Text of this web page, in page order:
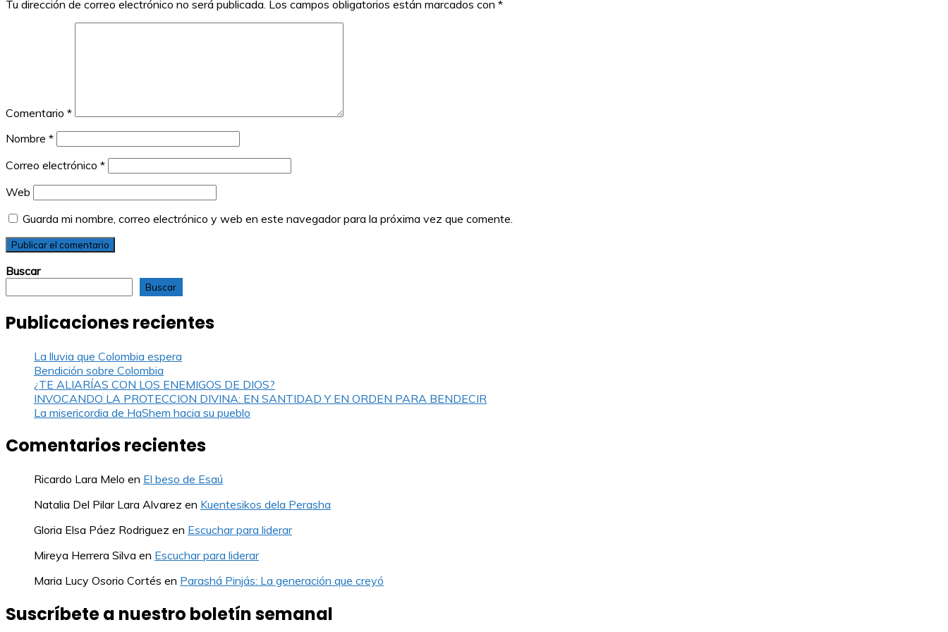
Tu dirección de correo electrónico no será publicada. Los campos obligatorios están marcados con *
Comentario *
Nombre *
Correo electrónico *
Web
Guarda mi nombre, correo electrónico y web en este navegador para la próxima vez que comente.
Buscar
Buscar
Publicaciones recientes
La lluvia que Colombia espera
Bendición sobre Colombia
¿TE ALIARÍAS CON LOS ENEMIGOS DE DIOS?
INVOCANDO LA PROTECCION DIVINA: EN SANTIDAD Y EN ORDEN PARA BENDECIR
La misericordia de HaShem hacia su pueblo
Comentarios recientes
Ricardo Lara Melo en El beso de Esaú
Natalia Del Pilar Lara Alvarez en Kuentesikos dela Perasha
Gloria Elsa Páez Rodriguez en Escuchar para liderar
Mireya Herrera Silva en Escuchar para liderar
Maria Lucy Osorio Cortés en Parashá Pinjás: La generación que creyó
Suscríbete a nuestro boletín semanal